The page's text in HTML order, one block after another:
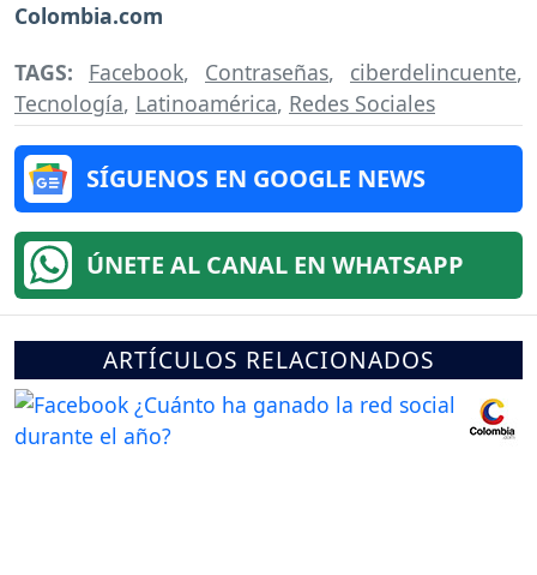
Colombia.com
TAGS: Facebook, Contraseñas, ciberdelincuente,
Tecnología, Latinoamérica, Redes Sociales
SÍGUENOS EN GOOGLE NEWS
ÚNETE AL CANAL EN WHATSAPP
ARTÍCULOS RELACIONADOS